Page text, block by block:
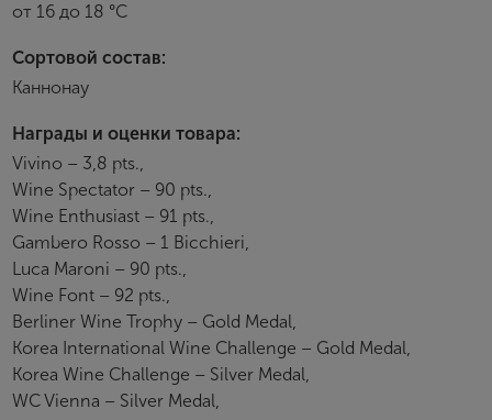
от 16 до 18 °С
Сортовой состав:
Каннонау
Награды и оценки товара:
Vivino – 3,8 pts.,
Wine Spectator – 90 pts.,
Wine Enthusiast – 91 pts.,
Gambero Rosso – 1 Bicchieri,
Luca Maroni – 90 pts.,
Wine Font – 92 pts.,
Berliner Wine Trophy – Gold Medal,
Korea International Wine Challenge – Gold Medal,
Korea Wine Challenge – Silver Medal,
WC Vienna – Silver Medal,
Я согласен с условиями
соглашения
Я хочу получать инфромацию об акциях и купоны со
скидкой